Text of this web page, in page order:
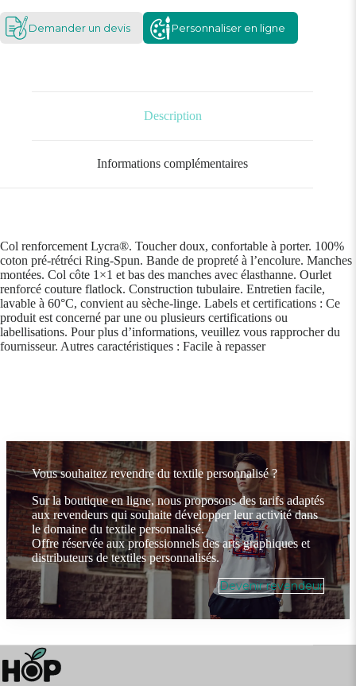
Demander un devis Personnaliser en ligne
Description
Informations complémentaires
Col renforcement Lycra®. Toucher doux, confortable à porter. 100%
coton pré-rétréci Ring-Spun. Bande de propreté à l’encolure. Manches
montées. Col côte 1×1 et bas des manches avec élasthanne. Ourlet
renforcé couture flatlock. Construction tubulaire. Entretien facile,
lavable à 60°C, convient au sèche-linge. Labels et certifications : Ce
produit est concerné par une ou plusieurs certifications ou
labellisations. Pour plus d’informations, veuillez vous rapprocher du
fournisseur. Autres caractéristiques : Facile à repasser
Vous souhaitez revendre du textile personnalisé ?
Sur la boutique en ligne, nous proposons des tarifs adaptés
aux revendeurs qui souhaite développer leur activité dans
le domaine du textile personnalisé.
Offre réservée aux professionnels des arts graphiques et
distributeurs de textiles personnalisés.
Devenir revendeur